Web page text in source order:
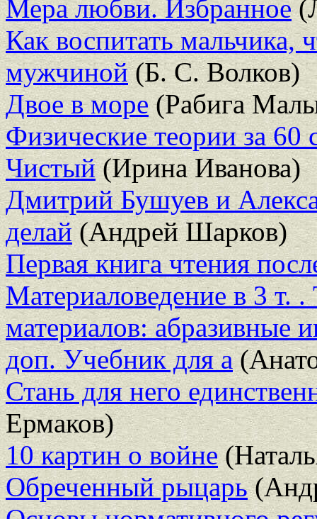
Мера любви. Избранное
Как воспитать мальчика,
мужчиной(Б. С. Волков)
Двое в море(Рабига
Физические теории за 60
Чистый(Ирина Иванова)
Дмитрий Бушуев и
делай (Андрей Шарков)
Первая книга чтения
Материаловедение в 3 т.
материалов: абразивные
доп. Учебник для а
Стань для него
Ермаков)
10 картин о войне
Обреченный рыцарь